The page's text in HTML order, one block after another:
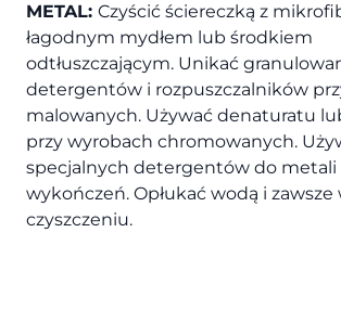
METAL: Czyścić ściereczką z
łagodnym mydłem lub środkiem
odtłuszczającym. Unikać
detergentów i rozpuszczalników
malowanych. Używać denaturatu
przy wyrobach chromowanych.
specjalnych detergentów do metali
wykończeń. Opłukać wodą i zawsze
czyszczeniu.